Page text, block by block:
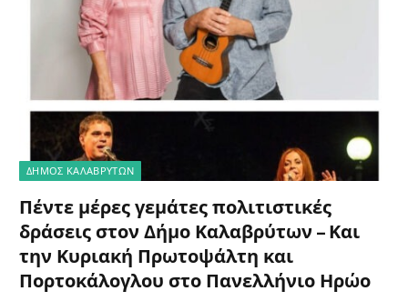
ΔΗΜΟΣ ΚΑΛΑΒΡΥΤΩΝ
Πέντε μέρες γεμάτες πολιτιστικές
δράσεις στον Δήμο Καλαβρύτων – Και
την Κυριακή Πρωτοψάλτη και
Πορτοκάλογλου στο Πανελλήνιο Ηρώο